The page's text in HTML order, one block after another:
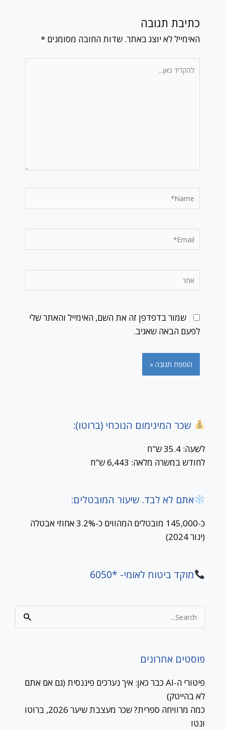
כתיבת תגובה
האימייל לא יוצג באתר. שדות החובה מסומנים *
להקליד
כאן...
Name*
Email*
אתר
שמור בדפדפן זה את השם, האימייל והאתר שלי
לפעם הבאה שאגיב.
שכר המינימום הנוכחי (ברוטו):
לשעה: 35.4 ש"ח
לחודש במשרה מלאה: 6,443 ש"ח
אתם לא לבד. שיעור המובטלים:
כ-145,000 מובטלים המהווים כ-3.2% אחוזי אבטלה
(ינור 2024)
מוקד ביטוח לאומי- *6050
Search
for:
פוסטים אחרונים
פיטורי ה-AI כבר כאן: איך נערכים פיננסית (גם אם אתם
לא בהייטק)
כמה מרוויחה ספרית? שכר מעצבת שיער 2026, ברוטו
ונטו